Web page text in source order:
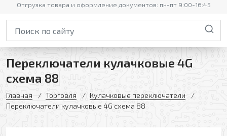
Отгрузка товара и оформление документов: пн-пт 9:00-16:45
Переключатели кулачковые 4G
схема 88
Главная Торговля
Кулачковые переключатели
Переключатели кулачковые 4G схема 88